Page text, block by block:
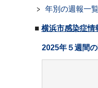
年別の週報一
■ 横浜市感染症情
2025年５週間